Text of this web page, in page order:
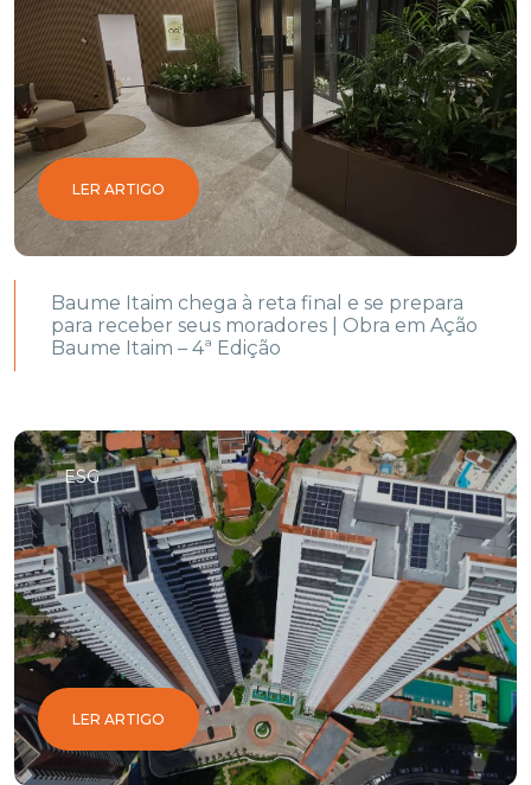
LER ARTIGO
Baume Itaim chega à reta final e se prepara
para receber seus moradores | Obra em Ação
Baume Itaim – 4ª Edição
ESG
LER ARTIGO